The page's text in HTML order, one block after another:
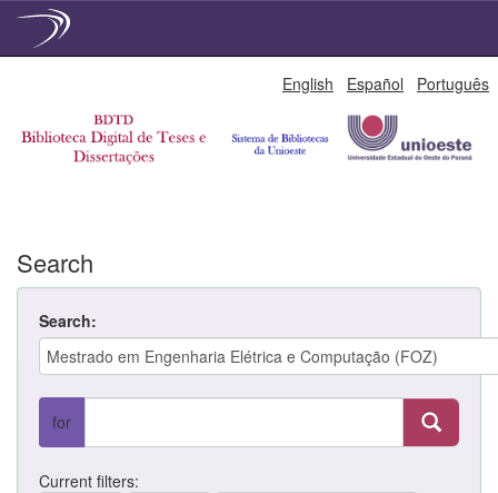
English Español Português
Search
Search:
for
Current filters: